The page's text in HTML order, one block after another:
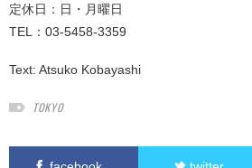
定休日：日・月曜日
TEL：03-5458-3359
Text: Atsuko Kobayashi
TOKYO